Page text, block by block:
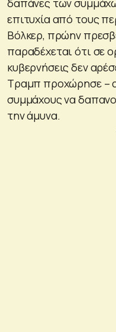
δαπάνες των
επιτυχία από τους
Βόλκερ, πρώην
παραδέχεται ότι σε
κυβερνήσεις δεν
Τραμπ προχώρησε –
συμμάχους να
την άμυνα.